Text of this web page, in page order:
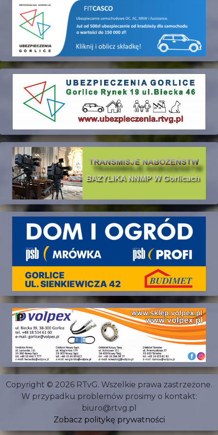
Copyright © 2026 RTvG. Wszelkie prawa zastrzeżone.
W przypadku problemów prosimy o kontakt:
biuro@rtvg.pl
Zobacz politykę prywatności